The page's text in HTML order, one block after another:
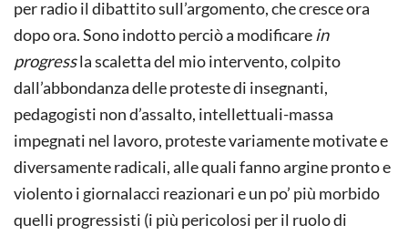
per radio il dibattito sull’argomento, che cresce ora
dopo ora. Sono indotto perciò a modificare in
progressla scaletta del mio inter­vento, colpito
dall’abbondanza delle proteste di insegnanti,
pedagogisti non d’assalto, intel­lettuali-massa
impegnati nel lavoro, proteste variamente motivate e
diversamente radicali, alle quali fanno argine pronto e
violento i giornalacci reazionari e un po’ più morbido
quelli progressisti (i più pericolosi per il ruolo di